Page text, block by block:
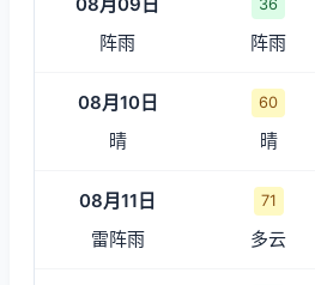
36
阵雨
阵雨
08月10日 60
晴
晴
08月11日 71
雷阵雨
多云